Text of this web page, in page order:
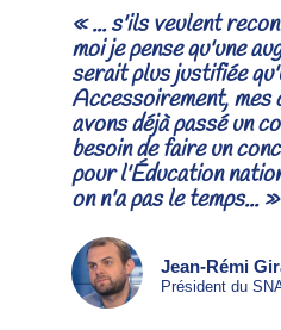
« ... s'ils veulent
moi je pense qu'une
serait plus justifiée
Accessoirement, mes
avons déjà passé un
besoin de faire un
pour l'Éducation
on n'a pas le temps... »
Jean-Rémi
Président du